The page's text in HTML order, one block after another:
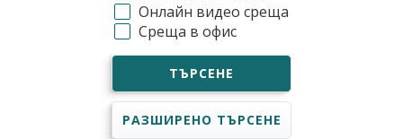
Онлайн видео среща
Среща в офис
ТЪРСЕНЕ
РАЗШИРЕНО ТЪРСЕНЕ